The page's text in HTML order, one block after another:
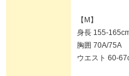
【M】
身長 155-
胸囲 70A/75A
ウエスト 60-